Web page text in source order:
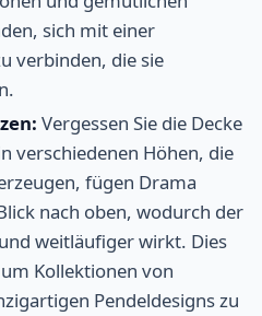
sich mit einer
verbinden, die sie
Vergessen Sie die Decke
verschiedenen Höhen, die
fügen Drama
nach oben, wodurch der
weitläufiger wirkt. Dies
Kollektionen von
Pendeldesigns zu